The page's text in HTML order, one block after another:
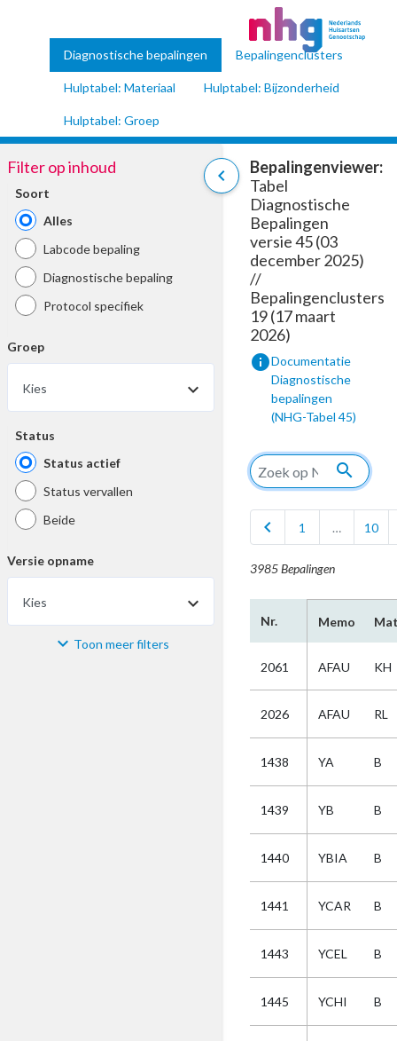
Diagnostische bepalingen Bepalingenclusters
Hulptabel: Materiaal Hulptabel: Bijzonderheid
Hulptabel: Groep
chevron_left
Filter op inhoud
Soort
Alles
Labcode bepaling
Diagnostische bepaling
Protocol specifiek
Groep
Kies
Status
Status actief
Status vervallen
Beide
Versie opname
Kies
Materiaal Toon meer filters
Bepalingenviewer:
Tabel
Diagnostische
Bepalingen
versie 45 (03
december 2025)
//
Bepalingenclusters
19 (17 maart
2026)
infoDocumentatie
Diagnostische
bepalingen
(NHG-Tabel 45)
search
chevron_left 1 … 10
3985 Bepalingen
Nr. Memo
2061 AFAU KH
2026 AFAU RL
1438 YA B
1439 YB B
1440 YBIA B
1441 YCAR B
1443 YCEL B
1445 YCHI B